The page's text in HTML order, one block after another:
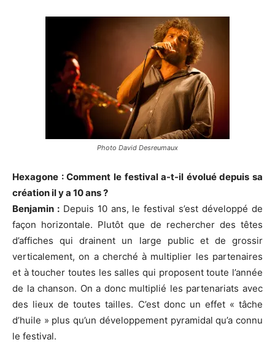
Photo David Desreumaux
Hexagone : Comment le festival a-t-il évolué depuis sa
création il y a 10 ans ?
Benjamin :Depuis 10 ans, le festival s’est développé de
façon horizontale. Plutôt que de rechercher des têtes
d’affiches qui drainent un large public et de grossir
verticalement, on a cherché à multiplier les partenaires
et à toucher toutes les salles qui proposent toute l’année
de la chanson. On a donc multiplié les partenariats avec
des lieux de toutes tailles. C’est donc un effet « tâche
d’huile » plus qu’un développement pyramidal qu’a connu
le festival.